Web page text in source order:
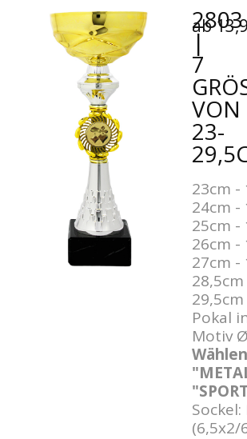
2803
|
7
VON 2
3-2
ab
23cm -
24cm -
25cm -
26cm -
27cm -
Pokal
Motiv
(6,5x2/